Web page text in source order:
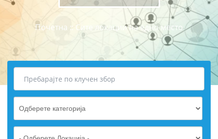
Почетна :: Сите локации на едно место